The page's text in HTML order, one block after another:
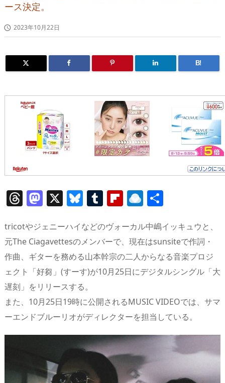
ース決定。
 2023年10月22日
B!
T
re
a
d
s
M
st
o
d
o
n
X Bl
e
sk
y
T
m
bl
r
Fl
b
o
ar
d
R
n
d
ro
p.
io
tricotやジェニーハイなどのヴォーカル中嶋イッキュウと、
元The Ciagavettesのメンバーで、現在はsunsiteで作詞・
作曲、ギターを務める山本幹宗の二人からなる音楽プロジ
ェクト「好芻」(すーす)が10月25日にデジタルシングル「大
遅刻」をリリースする。
また、10月25日19時に公開されるMUSIC VIDEOでは、サマ
ーエンドブルーリオがディレクターを担当している。